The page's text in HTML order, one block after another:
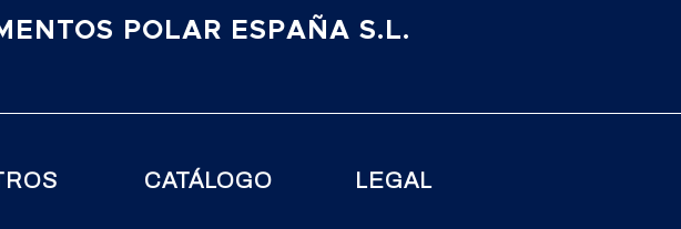
POLAR ESPAÑA S.L.
CATÁLOGO LEGAL